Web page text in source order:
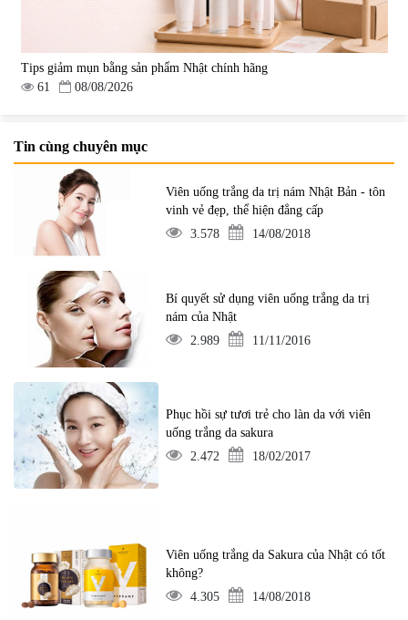
Tips giảm mụn bằng sản phẩm Nhật chính hãng
61
08/08/2026
Tin cùng chuyên mục
Viên uống trắng da trị nám Nhật Bản - tôn
vinh vẻ đẹp, thể hiện đẳng cấp
3.578
14/08/2018
Bí quyết sử dụng viên uống trắng da trị
nám của Nhật
2.989
11/11/2016
Phục hồi sự tươi trẻ cho làn da với viên
uống trắng da sakura
2.472
18/02/2017
Viên uống trắng da Sakura của Nhật có tốt
không?
4.305
14/08/2018